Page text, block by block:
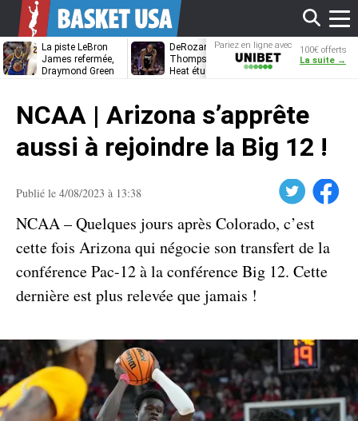
La piste LeBron
James refermée,
Draymond Green
DeRozan, Beal,
Thompson… Le
Heat étudie ses
Kentavious
Caldwell-
Pariez en ligne avec
Unibet
100€ offerts
La suite →
NCAA | Arizona s’apprête
aussi à rejoindre la Big 12 !
Publié le 4/08/2023 à 13:38 Facebook
NCAA – Quelques jours après Colorado, c’est
cette fois Arizona qui négocie son transfert de la
conférence Pac-12 à la conférence Big 12. Cette
dernière est plus relevée que jamais !